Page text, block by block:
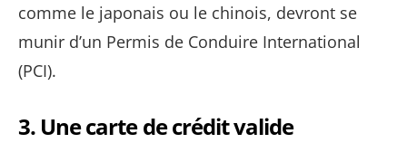
comme le japonais ou le chinois, devront se
munir d’un Permis de Conduire International
(PCI).
3. Une carte de crédit valide